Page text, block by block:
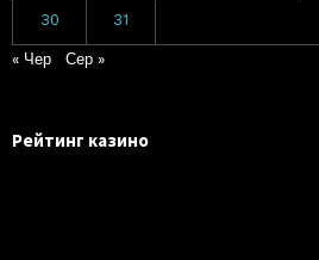
30 31
« Чер Сер »
Рейтинг казино